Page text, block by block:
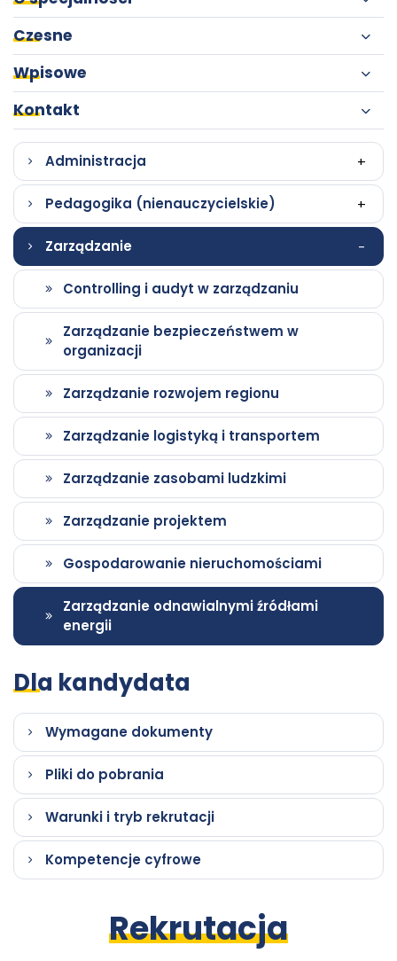
Studia
II
stopnia
-
Szkoła
Wyższa
im.
Pawła
Włodkowica
Włodkowica
Czesne
Wpisowe
Kontakt
Administracja +
Pedagogika (nienauczycielskie) +
Zarządzanie -
Controlling i audyt w zarządzaniu
Zarządzanie bezpieczeństwem w
organizacji
Zarządzanie rozwojem regionu
Zarządzanie logistyką i transportem
Zarządzanie zasobami ludzkimi
Zarządzanie projektem
Gospodarowanie nieruchomościami
Zarządzanie odnawialnymi źródłami
energii
Dla kandydata
Wymagane dokumenty
Pliki do pobrania
Warunki i tryb rekrutacji
Kompetencje cyfrowe
Rekrutacja